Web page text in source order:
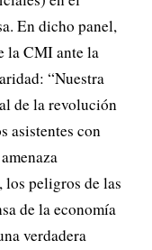
En dicho panel,
la CMI ante la
“Nuestra
de la revolución
asistentes con
peligros de las
de la economía
verdadera